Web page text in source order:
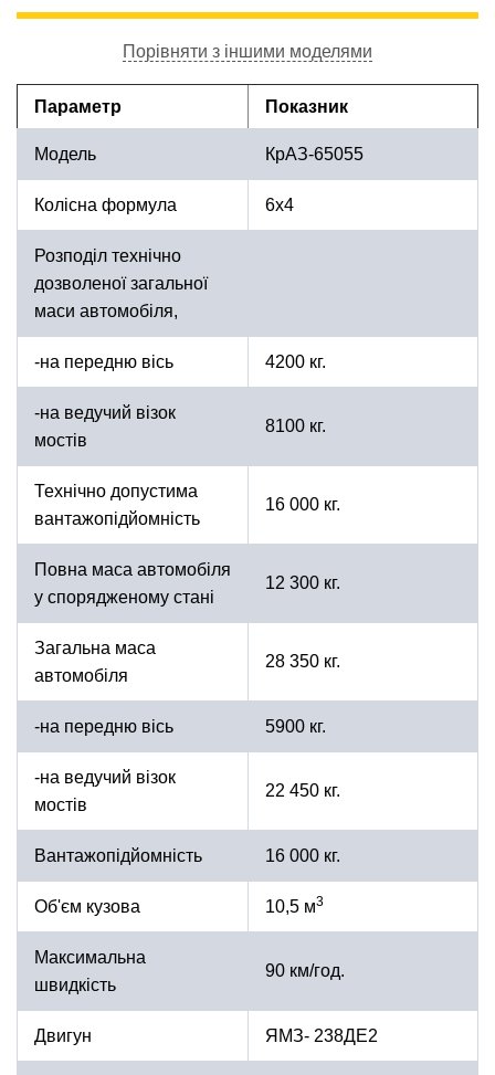
Порівняти з іншими моделями
Параметр Показник
Модель КрАЗ-65055
Колісна формула 6х4
Розподіл технічно
дозволеної загальної
маси автомобіля,
-на передню вісь 4200 кг.
-на ведучий візок
мостів
8100 кг.
Технічно допустима
вантажопідйомність
16 000 кг.
Повна маса автомобіля
у спорядженому стані
12 300 кг.
Загальна маса
автомобіля
28 350 кг.
-на передню вісь 5900 кг.
-на ведучий візок
мостів
22 450 кг.
Вантажопідйомність 16 000 кг.
Об'єм кузова 10,5 м3
Максимальна
швидкість
90 км/год.
Двигун ЯМЗ- 238ДЕ2